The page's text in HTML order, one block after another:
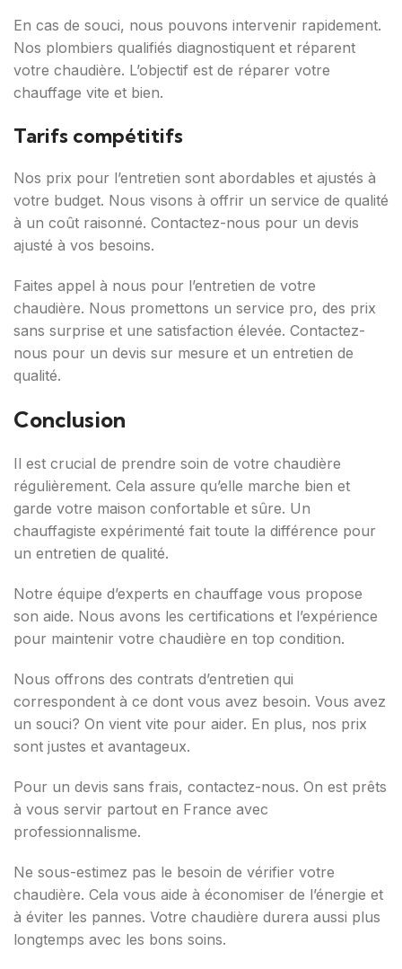
En cas de souci, nous pouvons intervenir rapidement.
Nos plombiers qualifiés diagnostiquent et réparent
votre chaudière. L’objectif est de réparer votre
chauffage vite et bien.
Tarifs compétitifs
Nos prix pour l’entretien sont abordables et ajustés à
votre budget. Nous visons à offrir un service de qualité
à un coût raisonné. Contactez-nous pour un devis
ajusté à vos besoins.
Faites appel à nous pour l’entretien de votre
chaudière. Nous promettons un service pro, des prix
sans surprise et une satisfaction élevée. Contactez-
nous pour un devis sur mesure et un entretien de
qualité.
Conclusion
Il est crucial de prendre soin de votre chaudière
régulièrement. Cela assure qu’elle marche bien et
garde votre maison confortable et sûre. Un
chauffagiste expérimenté fait toute la différence pour
un entretien de qualité.
Notre équipe d’experts en chauffage vous propose
son aide. Nous avons les certifications et l’expérience
pour maintenir votre chaudière en top condition.
Nous offrons des contrats d’entretien qui
correspondent à ce dont vous avez besoin. Vous avez
un souci? On vient vite pour aider. En plus, nos prix
sont justes et avantageux.
Pour un devis sans frais, contactez-nous. On est prêts
à vous servir partout en France avec
professionnalisme.
Ne sous-estimez pas le besoin de vérifier votre
chaudière. Cela vous aide à économiser de l’énergie et
à éviter les pannes. Votre chaudière durera aussi plus
longtemps avec les bons soins.